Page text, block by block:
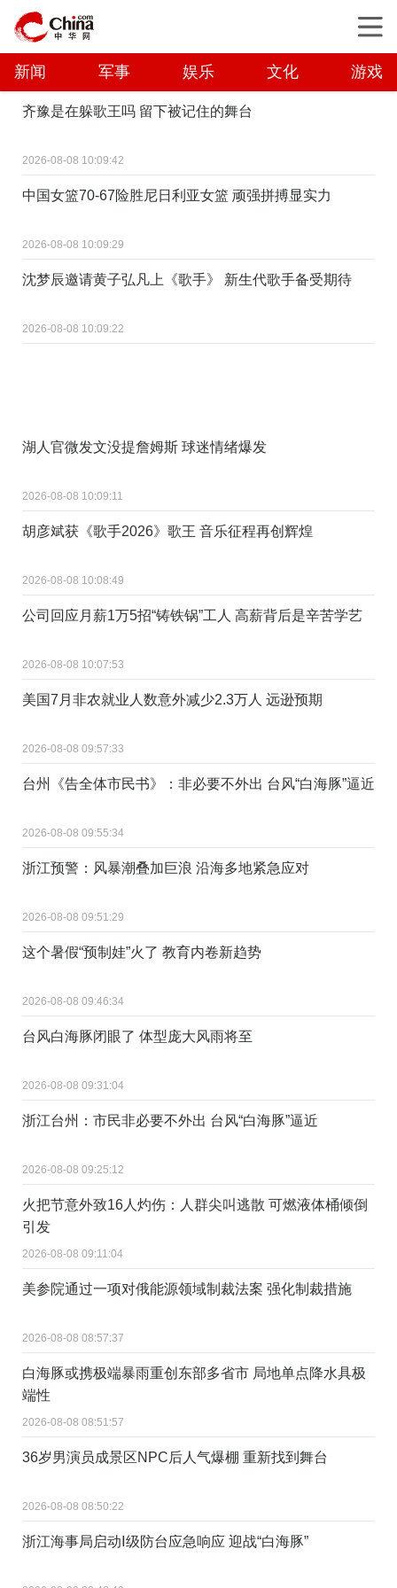
新闻 军事 娱乐 文化 游戏
齐豫是在躲歌王吗 留下被记住的舞台
2026-08-08 10:09:42
中国女篮70-67险胜尼日利亚女篮 顽强拼搏显实力
2026-08-08 10:09:29
沈梦辰邀请黄子弘凡上《歌手》 新生代歌手备受期待
2026-08-08 10:09:22
湖人官微发文没提詹姆斯 球迷情绪爆发
2026-08-08 10:09:11
胡彦斌获《歌手2026》歌王 音乐征程再创辉煌
2026-08-08 10:08:49
公司回应月薪1万5招“铸铁锅”工人 高薪背后是辛苦学艺
2026-08-08 10:07:53
美国7月非农就业人数意外减少2.3万人 远逊预期
2026-08-08 09:57:33
台州《告全体市民书》：非必要不外出 台风“白海豚”逼近
2026-08-08 09:55:34
浙江预警：风暴潮叠加巨浪 沿海多地紧急应对
2026-08-08 09:51:29
这个暑假“预制娃”火了 教育内卷新趋势
2026-08-08 09:46:34
台风白海豚闭眼了 体型庞大风雨将至
2026-08-08 09:31:04
浙江台州：市民非必要不外出 台风“白海豚”逼近
2026-08-08 09:25:12
火把节意外致16人灼伤：人群尖叫逃散 可燃液体桶倾倒
引发
2026-08-08 09:11:04
美参院通过一项对俄能源领域制裁法案 强化制裁措施
2026-08-08 08:57:37
白海豚或携极端暴雨重创东部多省市 局地单点降水具极
端性
2026-08-08 08:51:57
36岁男演员成景区NPC后人气爆棚 重新找到舞台
2026-08-08 08:50:22
浙江海事局启动Ⅰ级防台应急响应 迎战“白海豚”